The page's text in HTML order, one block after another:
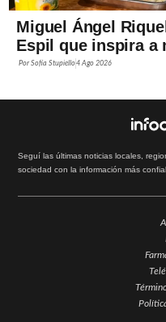
Miguel Ángel
Espil que inspira a
PorSofía Stupiello4 Ago 2026
Seguí las últimas noticias locales,
sociedad con la información más